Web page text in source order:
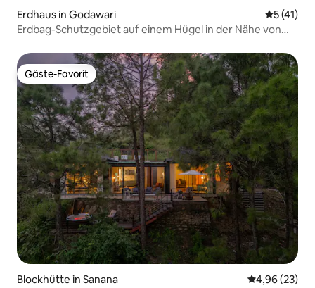
Erdhaus in Godawari
5 (41)
Erdbag-Schutzgebiet auf einem Hügel in der Nähe von
Gäste-Favorit
Gäste-Favorit
Blockhütte in Sanana
4,96 (23)